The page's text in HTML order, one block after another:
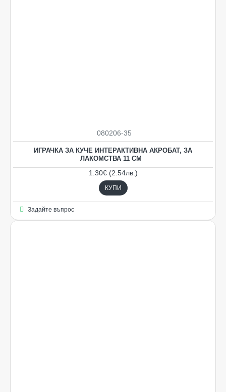
080206-35
ИГРАЧКА ЗА КУЧЕ ИНТЕРАКТИВНА АКРОБАТ, ЗА
ЛАКОМСТВА 11 СМ
1.30€ (2.54лв.)
КУПИ
Задайте въпрос